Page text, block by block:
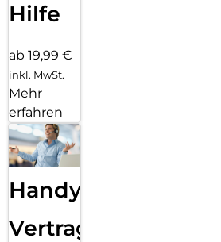
Hilfe
ab 19,99 €
inkl. MwSt.
Mehr
erfahren
Handy
Vertragsabwicklung